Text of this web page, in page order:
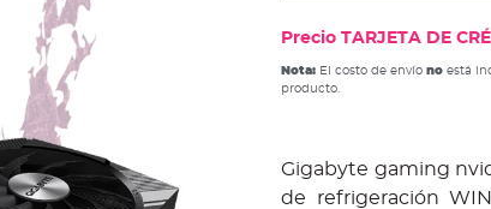
Precio TARJETA DE
Nota:El costo de envío noestá
producto.
Gigabyte gaming
de refrigeración